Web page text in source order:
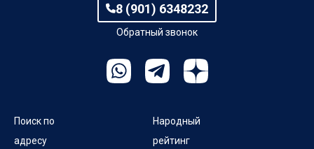
8 (901) 6348232
Обратный звонок
Поиск по
адресу
Народный
рейтинг